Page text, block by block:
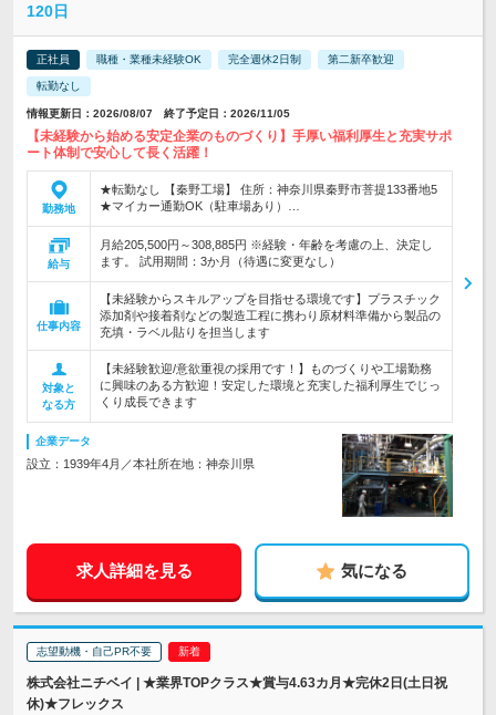
120日
正社員 職種・業種未経験OK 完全週休2日制 第二新卒歓迎
転勤なし
情報更新日：2026/08/07 終了予定日：2026/11/05
【未経験から始める安定企業のものづくり】手厚い福利厚生と充実サポ
ート体制で安心して長く活躍！
勤務地
★転勤なし 【秦野工場】 住所：神奈川県秦野市菩提133番地5
★マイカー通勤OK（駐車場あり）…
給与
月給205,500円～308,885円 ※経験・年齢を考慮の上、決定し
ます。 試用期間：3か月（待遇に変更なし）
仕事内容
【未経験からスキルアップを目指せる環境です】プラスチック
添加剤や接着剤などの製造工程に携わり原材料準備から製品の
充填・ラベル貼りを担当します
対象と
なる方
【未経験歓迎/意欲重視の採用です！】ものづくりや工場勤務
に興味のある方歓迎！安定した環境と充実した福利厚生でじっ
くり成長できます
企業データ
設立：1939年4月／本社所在地：神奈川県
求人詳細を見る 気になる
志望動機・自己PR不要
株式会社ニチベイ | ★業界TOPクラス★賞与4.63カ月★完休2日(土日祝
休)★フレックス